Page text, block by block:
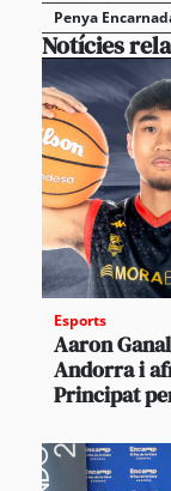
Penya
Notícies
Esports
Aaron
Andorra i
Principat